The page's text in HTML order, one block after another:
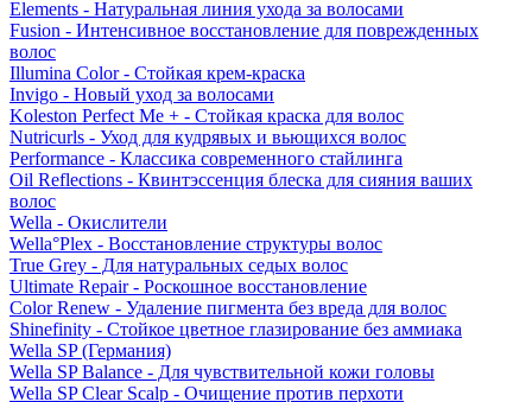
Elements - Натуральная линия ухода за волосами
Fusion - Интенсивное восстановление для поврежденных
волос
Illumina Color - Стойкая крем-краска
Invigo - Новый уход за волосами
Koleston Perfect Me + - Стойкая краска для волос
Nutricurls - Уход для кудрявых и вьющихся волос
Performance - Классика современного стайлинга
Oil Reflections - Квинтэссенция блеска для сияния ваших
волос
Wella - Окислители
Wella°Plex - Восстановление структуры волос
True Grey - Для натуральных седых волос
Ultimate Repair - Роскошное восстановление
Color Renew - Удаление пигмента без вреда для волос
Shinefinity - Стойкое цветное глазирование без аммиака
Wella SP (Германия)
Wella SP Balance - Для чувствительной кожи головы
Wella SP Clear Scalp - Очищение против перхоти